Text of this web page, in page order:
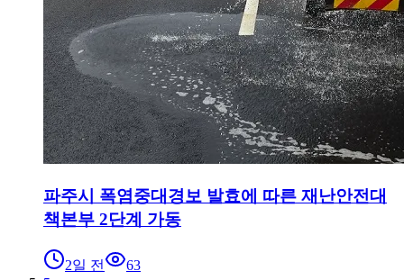
파주시 폭염중대경보 발효에 따른 재난안전대
책본부 2단계 가동
2일 전
63